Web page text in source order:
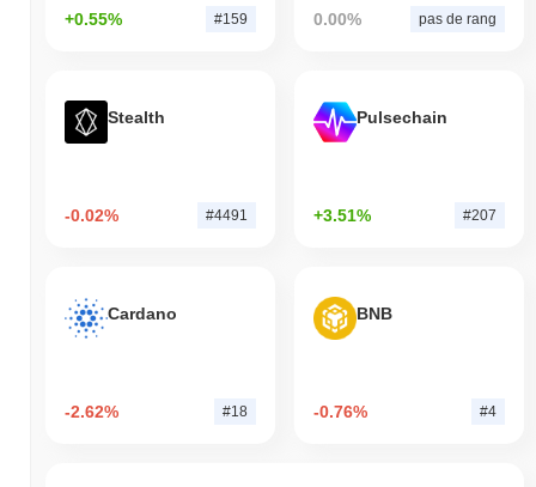
+0.55% #159 0.00% pas de rang
Stealth
-0.02% #4491
Pulsechain
+3.51% #207
Cardano
-2.62% #18
BNB
-0.76% #4